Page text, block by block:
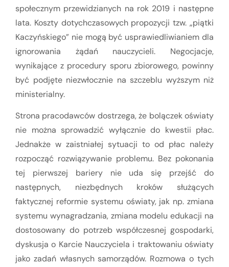
społecznym przewidzianych na rok 2019 i następne
lata. Koszty dotychczasowych propozycji tzw. „piątki
Kaczyńskiego” nie mogą być usprawiedliwianiem dla
ignorowania żądań nauczycieli. Negocjacje,
wynikające z procedury sporu zbiorowego, powinny
być podjęte niezwłocznie na szczeblu wyższym niż
ministerialny.
Strona pracodawców dostrzega, że bolączek oświaty
nie można sprowadzić wyłącznie do kwestii płac.
Jednakże w zaistniałej sytuacji to od płac należy
rozpocząć rozwiązywanie problemu. Bez pokonania
tej pierwszej bariery nie uda się przejść do
następnych, niezbędnych kroków służących
faktycznej reformie systemu oświaty, jak np. zmiana
systemu wynagradzania, zmiana modelu edukacji na
dostosowany do potrzeb współczesnej gospodarki,
dyskusja o Karcie Nauczyciela i traktowaniu oświaty
jako zadań własnych samorządów. Rozmowa o tych